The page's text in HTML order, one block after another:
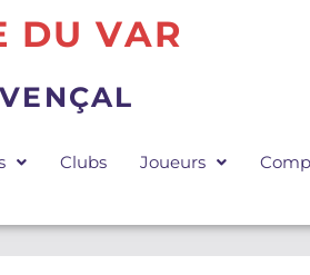
DU VAR
Clubs Joueurs